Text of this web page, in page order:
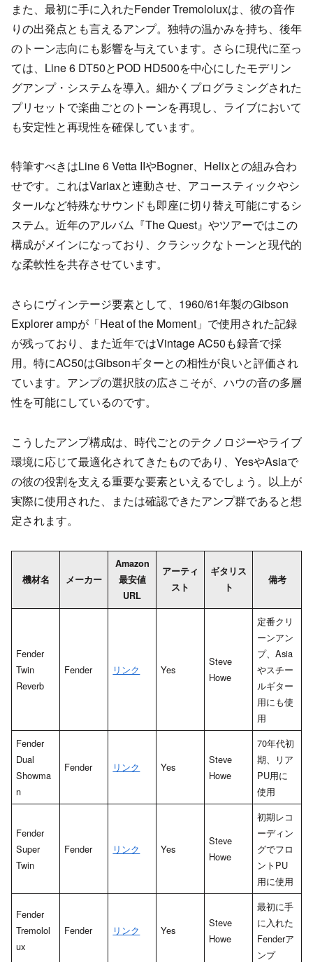
また、最初に手に入れたFender Tremololuxは、彼の音作
りの出発点とも言えるアンプ。独特の温かみを持ち、後年
のトーン志向にも影響を与えています。さらに現代に至っ
ては、Line 6 DT50とPOD HD500を中心にしたモデリン
グアンプ・システムを導入。細かくプログラミングされた
プリセットで楽曲ごとのトーンを再現し、ライブにおいて
も安定性と再現性を確保しています。
特筆すべきはLine 6 Vetta IIやBogner、Helixとの組み合わ
せです。これはVariaxと連動させ、アコースティックやシ
タールなど特殊なサウンドも即座に切り替え可能にするシ
ステム。近年のアルバム『The Quest』やツアーではこの
構成がメインになっており、クラシックなトーンと現代的
な柔軟性を共存させています。
さらにヴィンテージ要素として、1960/61年製のGibson
Explorer ampが「Heat of the Moment」で使用された記録
が残っており、また近年ではVintage AC50も録音で採
用。特にAC50はGibsonギターとの相性が良いと評価され
ています。アンプの選択肢の広さこそが、ハウの音の多層
性を可能にしているのです。
こうしたアンプ構成は、時代ごとのテクノロジーやライブ
環境に応じて最適化されてきたものであり、YesやAsiaで
の彼の役割を支える重要な要素といえるでしょう。以上が
実際に使用された、または確認できたアンプ群であると想
定されます。
機材名 メーカー
Amazon
最安値
URL
アーティ
スト
ギタリス
ト
備考
Fender
Twin
Reverb
Fender リンク Yes
Steve
Howe
定番クリ
ーンアン
プ、Asia
やスチー
ルギター
用にも使
用
Fender
Dual
Showma
n
Fender リンク Yes
Steve
Howe
70年代初
期、リア
PU用に
使用
Fender
Super
Twin
Fender リンク Yes
Steve
Howe
初期レコ
ーディン
グでフロ
ントPU
用に使用
Fender
Tremolol
ux
Fender リンク Yes
Steve
Howe
最初に手
に入れた
Fenderア
ンプ